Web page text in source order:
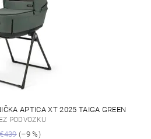
APTICA XT 2025 TAIGA GREEN
PODVOZKU
€439(–9 %)